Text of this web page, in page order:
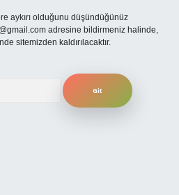
aykırı olduğunu düşündüğünüz
adresine bildirmeniz halinde,
sitemizden kaldırılacaktır.